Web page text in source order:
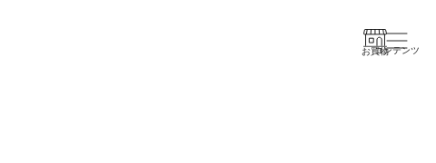
お買物コンテンツ